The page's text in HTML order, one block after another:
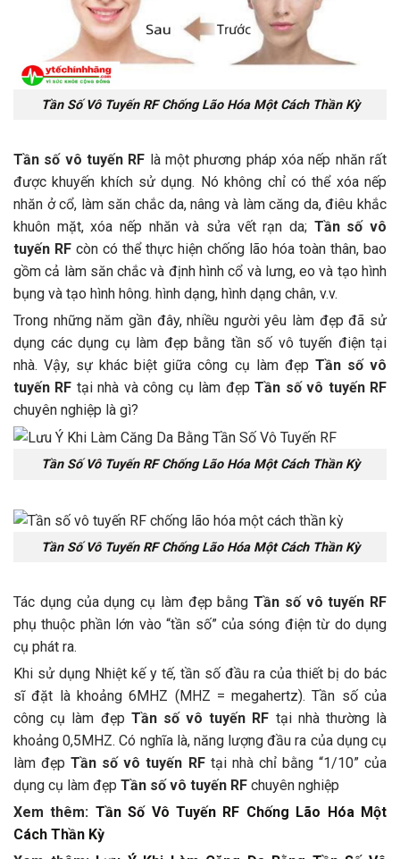
Tần Số Vô Tuyến RF Chống Lão Hóa Một Cách Thần Kỳ
Tần số vô tuyến RF là một phương pháp xóa nếp nhăn rất
được khuyến khích sử dụng. Nó không chỉ có thể xóa nếp
nhăn ở cổ, làm săn chắc da, nâng và làm căng da, điêu khắc
khuôn mặt, xóa nếp nhăn và sửa vết rạn da; Tần số vô
tuyến RF còn có thể thực hiện chống lão hóa toàn thân, bao
gồm cả làm săn chắc và định hình cổ và lưng, eo và tạo hình
bụng và tạo hình hông. hình dạng, hình dạng chân, v.v.
Trong những năm gần đây, nhiều người yêu làm đẹp đã sử
dụng các dụng cụ làm đẹp bằng tần số vô tuyến điện tại
nhà. Vậy, sự khác biệt giữa công cụ làm đẹp Tần số vô
tuyến RF tại nhà và công cụ làm đẹpTần số vô tuyến RF
chuyên nghiệp là gì?
Tần Số Vô Tuyến RF Chống Lão Hóa Một Cách Thần Kỳ
Tần Số Vô Tuyến RF Chống Lão Hóa Một Cách Thần Kỳ
Tác dụng của dụng cụ làm đẹp bằng Tần số vô tuyến RF
phụ thuộc phần lớn vào “tần số” của sóng điện từ do dụng
cụ phát ra.
Khi sử dụng Nhiệt kế y tế, tần số đầu ra của thiết bị do bác
sĩ đặt là khoảng 6MHZ (MHZ = megahertz). Tần số của
công cụ làm đẹp Tần số vô tuyến RF tại nhà thường là
khoảng 0,5MHZ. Có nghĩa là, năng lượng đầu ra của dụng cụ
làm đẹpTần số vô tuyến RFtại nhà chỉ bằng “1/10” của
dụng cụ làm đẹp Tần số vô tuyến RF chuyên nghiệp
Xem thêm: Tần Số Vô Tuyến RF Chống Lão Hóa Một
Cách Thần Kỳ